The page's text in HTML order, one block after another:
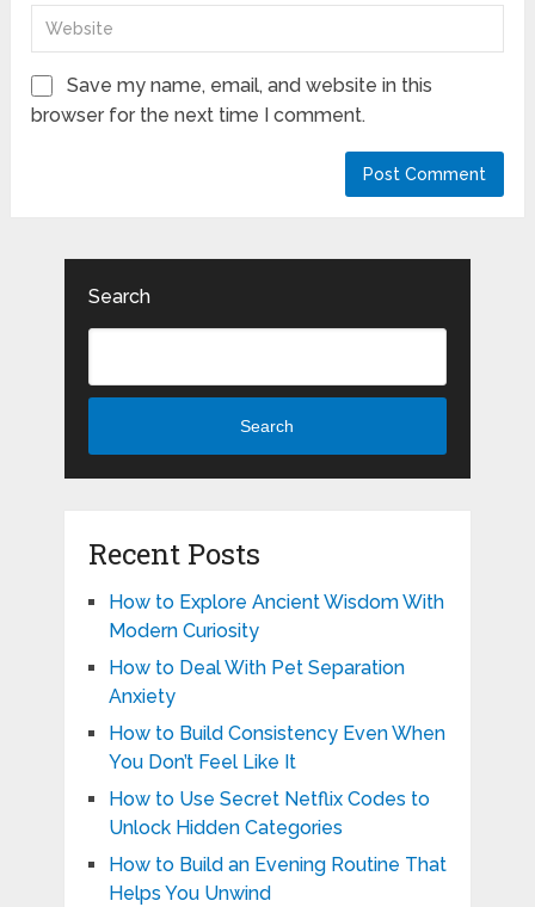
Save my name, email, and website in this
browser for the next time I comment.
Search
Search
Recent Posts
How to Explore Ancient Wisdom With
Modern Curiosity
How to Deal With Pet Separation
Anxiety
How to Build Consistency Even When
You Don’t Feel Like It
How to Use Secret Netflix Codes to
Unlock Hidden Categories
How to Build an Evening Routine That
Helps You Unwind